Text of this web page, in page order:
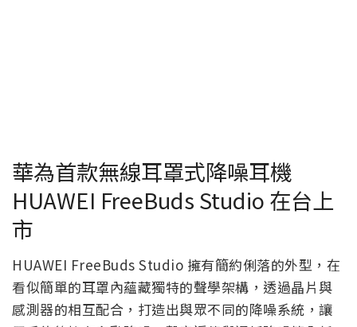
華為首款無線耳罩式降噪耳機
HUAWEI FreeBuds Studio 在台上
市
HUAWEI FreeBuds Studio 擁有簡約俐落的外型，在
看似簡單的耳罩內蘊藏獨特的聲學架構，透過晶片與
感測器的相互配合，打造出與眾不同的降噪系統，讓